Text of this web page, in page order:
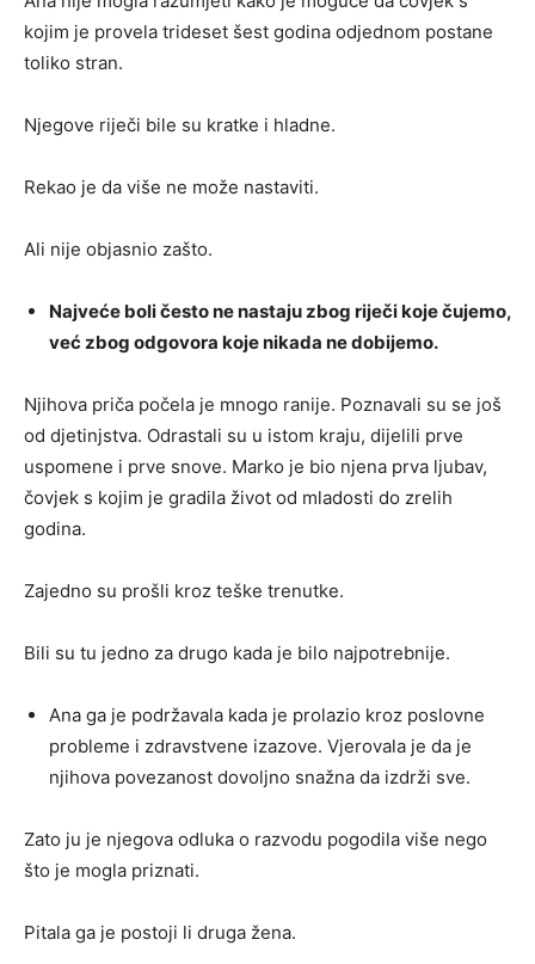
kojim je provela trideset šest godina odjednom postane
toliko stran.
Njegove riječi bile su kratke i hladne.
Rekao je da više ne može nastaviti.
Ali nije objasnio zašto.
Najveće boli često ne nastaju zbog riječi koje čujemo,
već zbog odgovora koje nikada ne dobijemo.
Njihova priča počela je mnogo ranije. Poznavali su se još
od djetinjstva. Odrastali su u istom kraju, dijelili prve
uspomene i prve snove. Marko je bio njena prva ljubav,
čovjek s kojim je gradila život od mladosti do zrelih
godina.
Zajedno su prošli kroz teške trenutke.
Bili su tu jedno za drugo kada je bilo najpotrebnije.
Ana ga je podržavala kada je prolazio kroz poslovne
probleme i zdravstvene izazove. Vjerovala je da je
njihova povezanost dovoljno snažna da izdrži sve.
Zato ju je njegova odluka o razvodu pogodila više nego
što je mogla priznati.
Pitala ga je postoji li druga žena.